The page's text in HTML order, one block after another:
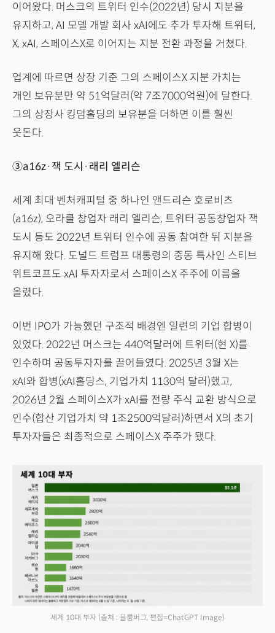
이어왔다. 머스크의 트위터 인수(2022년) 당시 지분을
유지하고, AI 모델 개발 회사 xAI에도 추가 투자해 트위터,
X, xAI, 스페이스X로 이어지는 지분 전환 과정을 거쳤다.
업계에 따르면 상장 기준 그의 스페이스X 지분 가치는
개인 보유분만 약 51억달러(약 7조7000억원)에 달한다.
그의 상장사 킹덤홀딩의 보유분을 더하면 이를 훨씬
웃돈다.
③a16z·잭 도시·래리 엘리슨
세계 최대 벤처캐피털 중 하나인 앤드리슨 호로비츠
(a16z), 오라클 창업자 래리 엘리슨, 트위터 공동창업자 잭
도시 등도 2022년 트위터 인수에 공동 참여한 뒤 지분을
유지해 왔다. 도널드 트럼프 대통령의 중동 특사인 스티브
위트코프도 xAI 투자자로서 스페이스X 주주에 이름을
올렸다.
이번 IPO가 가능했던 구조적 배경엔 일련의 기업 합병이
있었다. 2022년 머스크는 440억달러에 트위터(현 X)를
인수하며 공동투자자를 끌어들였다. 2025년 3월 X는
xAI와 합병(xAI홀딩스, 기업가치 1130억 달러)했고,
2026년 2월 스페이스X가 xAI를 전량 주식 교환 방식으로
인수(합산 기업가치 약 1조2500억달러)하면서 X의 초기
투자자들은 최종적으로 스페이스X 주주가 됐다.
세계 10대 부자 (출처 : 블룸버그, 편집=ChatGPT Image)